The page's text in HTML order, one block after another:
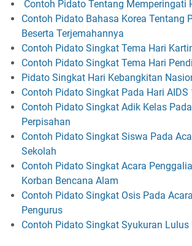
Contoh Pidato Tentang Memperingati
Contoh Pidato Bahasa Korea Tentang
Beserta Terjemahannya
Contoh Pidato Singkat Tema Hari
Contoh Pidato Singkat Tema Hari
Pidato Singkat Hari Kebangkitan
Contoh Pidato Singkat Pada Hari AIDS
Contoh Pidato Singkat Adik Kelas
Perpisahan
Contoh Pidato Singkat Siswa Pada
Sekolah
Contoh Pidato Singkat Acara
Korban Bencana Alam
Contoh Pidato Singkat Osis Pada
Pengurus
Contoh Pidato Singkat Syukuran Lulus